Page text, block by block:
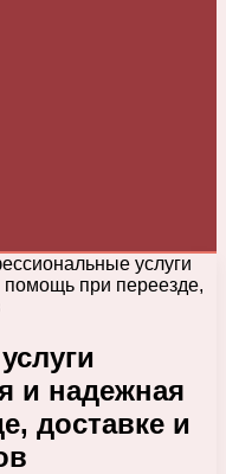
услуги
при переезде,
и надежная
доставке и